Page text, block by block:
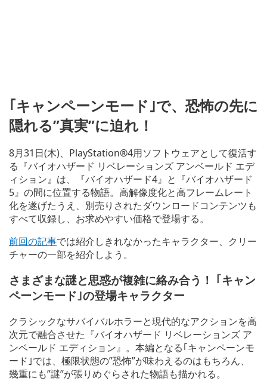
｢キャンペーンモード｣で、恐怖の先に
隠れる”真実”に迫れ！
8月31日(木)、PlayStation®4用ソフトウェアとして復活す
る『バイオハザード リベレーションズ アンベールド エデ
ィション』は、『バイオハザード4』と『バイオハザード
5』の間に位置する物語。高解像度化と高フレームレート
化を遂げたうえ、別売りされたダウンロードコンテンツも
すべて収録し、お求めやすい価格で登場する。
前回の記事では紹介しきれなかったキャラクター、クリー
チャーの一部を紹介しよう。
さまざまな謎と思惑が複雑に絡み合う！ ｢キャン
ペーンモード｣の登場キャラクター
クラシックなサバイバルホラーと現代的なアクションを高
次元で融合させた『バイオハザード リベレーションズ ア
ンベールド エディション』。本編となる｢キャンペーンモ
ード｣では、極限状態の”恐怖”が味わえるのはもちろん、
幾重にも”謎”が張りめぐらされた物語も描かれる。